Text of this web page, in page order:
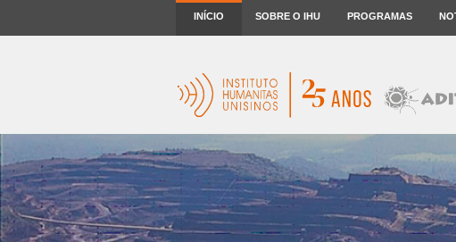
INÍCIO SOBRE O IHU PROGRAMAS